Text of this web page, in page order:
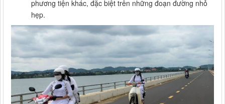
phương tiện khác, đặc biệt trên những đoạn đường nhỏ
hẹp.